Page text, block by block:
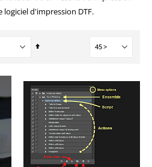
d'impression DTF.
Par